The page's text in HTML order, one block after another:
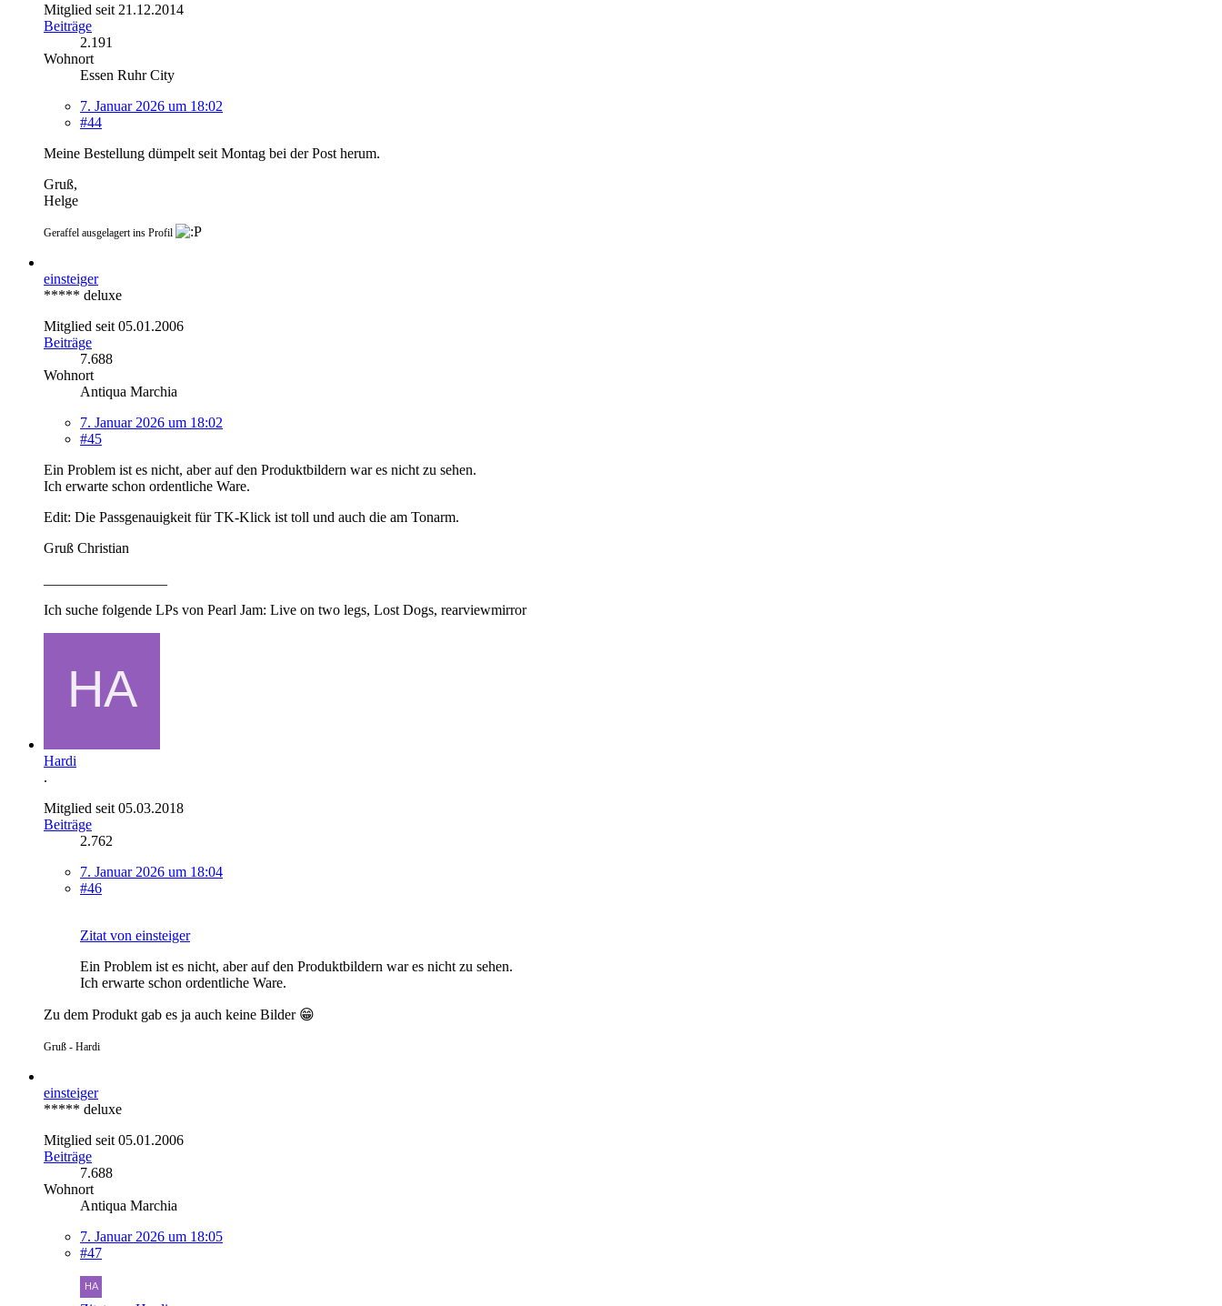
Mitglied seit 21.12.2014
Beiträge
2.191
Wohnort
Essen Ruhr City
7. Januar 2026 um 18:02
#44
Meine Bestellung dümpelt seit Montag bei der Post herum.
Gruß,
Helge
Geraffel ausgelagert ins Profil
einsteiger
***** deluxe
Mitglied seit 05.01.2006
Beiträge
7.688
Wohnort
Antiqua Marchia
7. Januar 2026 um 18:02
#45
Ein Problem ist es nicht, aber auf den Produktbildern war es nicht zu sehen.
Ich erwarte schon ordentliche Ware.
Edit: Die Passgenauigkeit für TK-Klick ist toll und auch die am Tonarm.
Gruß Christian
Ich suche folgende LPs von Pearl Jam: Live on two legs, Lost Dogs, rearviewmirror
Hardi
.
Mitglied seit 05.03.2018
Beiträge
2.762
7. Januar 2026 um 18:04
#46
Zitat von einsteiger
Ein Problem ist es nicht, aber auf den Produktbildern war es nicht zu sehen.
Ich erwarte schon ordentliche Ware.
Zu dem Produkt gab es ja auch keine Bilder 😁
Gruß - Hardi
einsteiger
***** deluxe
Mitglied seit 05.01.2006
Beiträge
7.688
Wohnort
Antiqua Marchia
7. Januar 2026 um 18:05
#47